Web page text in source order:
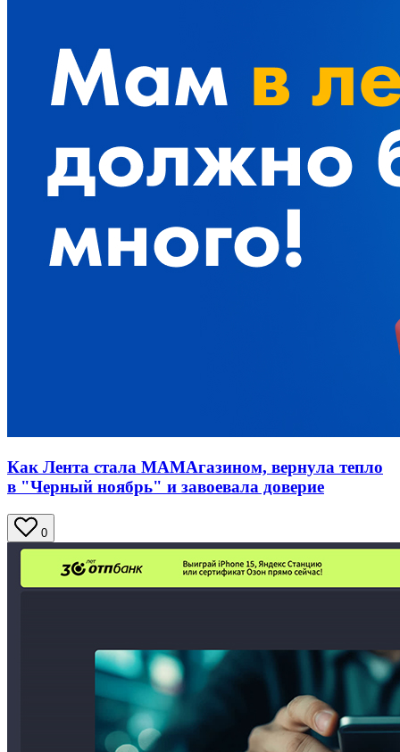
Как Лента стала МАМАгазином, вернула тепло
в "Черный ноябрь" и завоевала доверие
0